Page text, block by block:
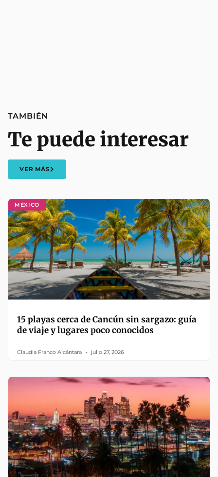
MÉXICO
15 playas cerca de Cancún sin sargazo: guía
de viaje y lugares poco conocidos
Claudia Franco Alcántara julio 27, 2026
TAMBIÉN
Te puede interesar
VER MÁS